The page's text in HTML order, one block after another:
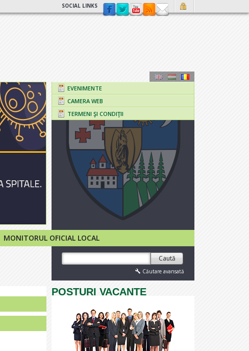
SOCIAL LINKS
EVENIMENTE
CAMERA WEB
TERMENI ŞI CONDIŢII
MONITORUL OFICIAL LOCAL
Caută
Căutare avansată
POSTURI VACANTE